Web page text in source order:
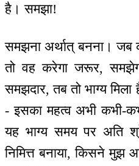
है। समझा!
समझना अर्थात् बनना। जब
तो वह करेगा जरूर,
समझदार, तब तो भाग्य मिला
- इसका महत्व अभी कभी-
यह भाग्य समय पर अति
निमित्त बनाया, किसने मुझ